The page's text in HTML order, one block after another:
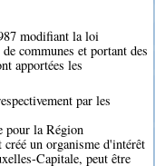
modifiant la loi
communes et portant des
apportées les
par les
pour la Région
un organisme d'intérêt
Capitale, peut être